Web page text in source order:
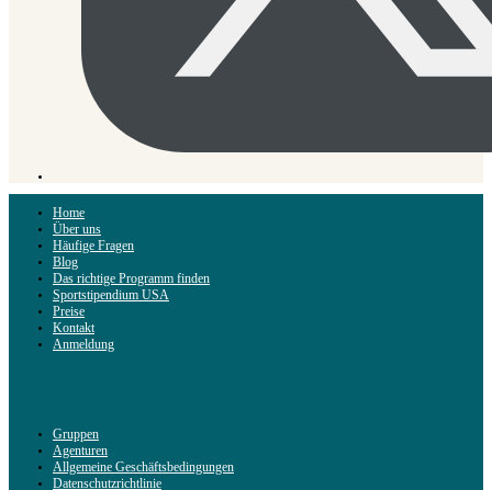
Home
Über uns
Häufige Fragen
Blog
Das richtige Programm finden
Sportstipendium USA
Preise
Kontakt
Anmeldung
Gruppen
Agenturen
Allgemeine Geschäftsbedingungen
Datenschutzrichtlinie